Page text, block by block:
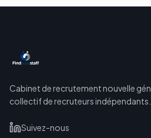
Cabinet de recrutement nouvelle
collectif de recruteurs indépendants.
Suivez-nous